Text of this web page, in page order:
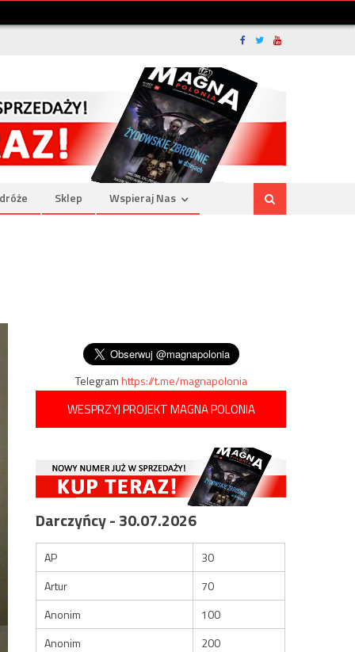
Sklep Wspieraj Nas
Telegramhttps://t.me/magnapolonia
WESPRZYJ PROJEKT MAGNA POLONIA
Darczyńcy - 30.07.2026
AP
30
Artur
70
Anonim
100
Anonim
200